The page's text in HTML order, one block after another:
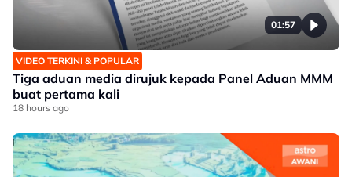
01:57
VIDEO TERKINI & POPULAR
Tiga aduan media dirujuk kepada Panel Aduan MMM
buat pertama kali
18 hours ago